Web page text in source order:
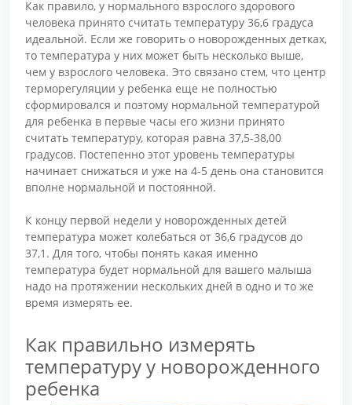
Как правило, у нормального взрослого здорового
человека принято считать температуру 36,6 градуса
идеальной. Если же говорить о новорожденных детках,
то температура у них может быть несколько выше,
чем у взрослого человека. Это связано стем, что центр
терморегуляции у ребенка еще не полностью
сформировался и поэтому нормальной температурой
для ребенка в первые часы его жизни принято
считать температуру, которая равна 37,5-38,00
градусов. Постепенно этот уровень температуры
начинает снижаться и уже на 4-5 день она становится
вполне нормальной и постоянной.
К концу первой недели у новорожденных детей
температура может колебаться от 36,6 градусов до
37,1. Для того, чтобы понять какая именно
температура будет нормальной для вашего малыша
надо на протяжении нескольких дней в одно и то же
время измерять ее.
Как правильно измерять
температуру у новорожденного
ребенка